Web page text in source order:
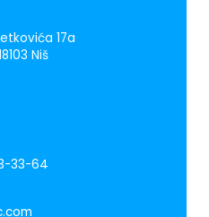
17a
Niš
33-64